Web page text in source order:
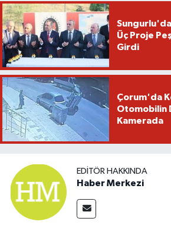
Sungurlu'da
Üç Proje
Girdi
Çorum'da
Otomobilin
Kamerada
EDITÖR HAKKINDA
Haber Merkezi